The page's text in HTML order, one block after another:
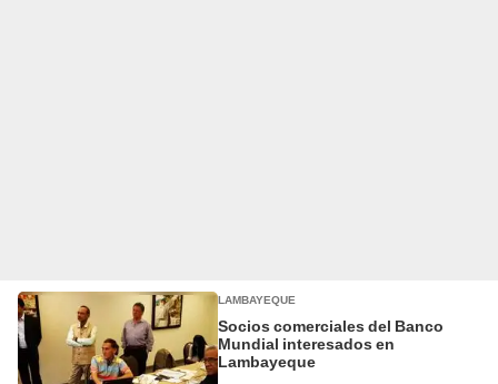
LAMBAYEQUE
Socios comerciales del Banco
Mundial interesados en
Lambayeque